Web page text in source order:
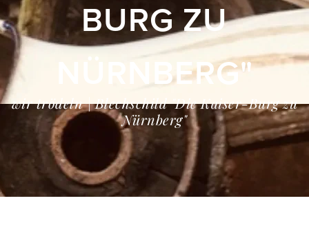
BURG ZU
NÜRNBERG"
wir trödeln | Blechschild "Die Kaiser-Burg zu
Nürnberg"